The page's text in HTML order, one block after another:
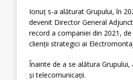
Ionuț s-a alăturat Grupului, în
devenit Director General
record a companiei din 2021,
clienții strategici ai
Înainte de a se alătura
și telecomunicații.